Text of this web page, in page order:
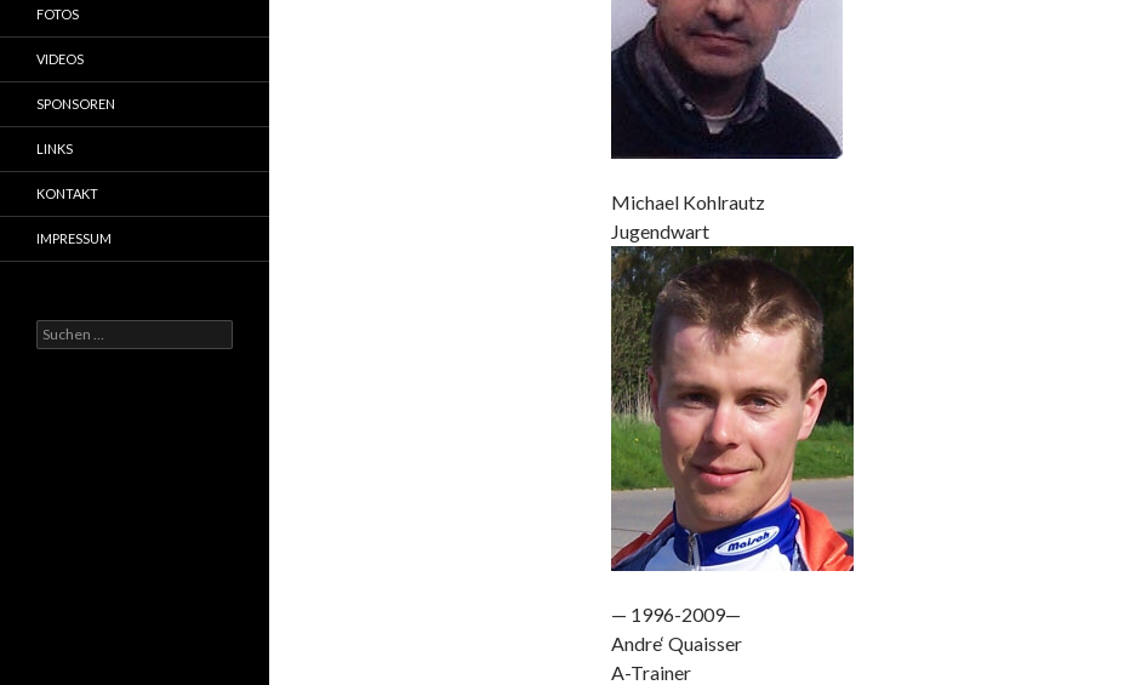
Michael Kohlrautz
Jugendwart
— 1996-2009—
Andre‘ Quaisser
A-Trainer
FOTOS
VIDEOS
SPONSOREN
LINKS
KONTAKT
IMPRESSUM
Suchen
nach: